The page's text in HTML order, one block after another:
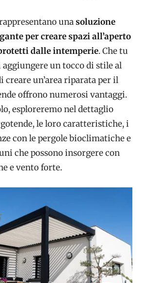
unasoluzione
per creare spazi all’aperto
dalle intemperie. Che tu
aggiungere un tocco di stile al
creare un’area riparata per il
offrono numerosi vantaggi.
esploreremo nel dettaglio
le loro caratteristiche, i
con le pergole bioclimatiche e
che possono insorgere con
e vento forte.